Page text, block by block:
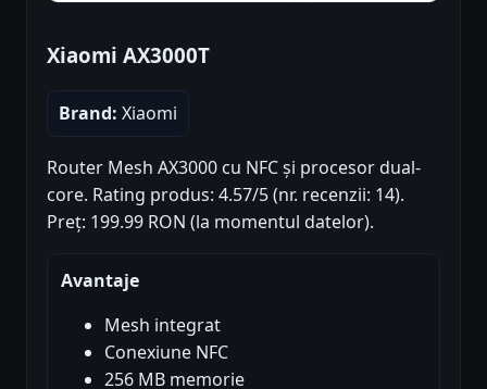
Xiaomi AX3000T
Brand: Xiaomi
Router Mesh AX3000 cu NFC și procesor dual-
core. Rating produs: 4.57/5 (nr. recenzii: 14).
Preț: 199.99 RON (la momentul datelor).
Avantaje
Mesh integrat
Conexiune NFC
256 MB memorie